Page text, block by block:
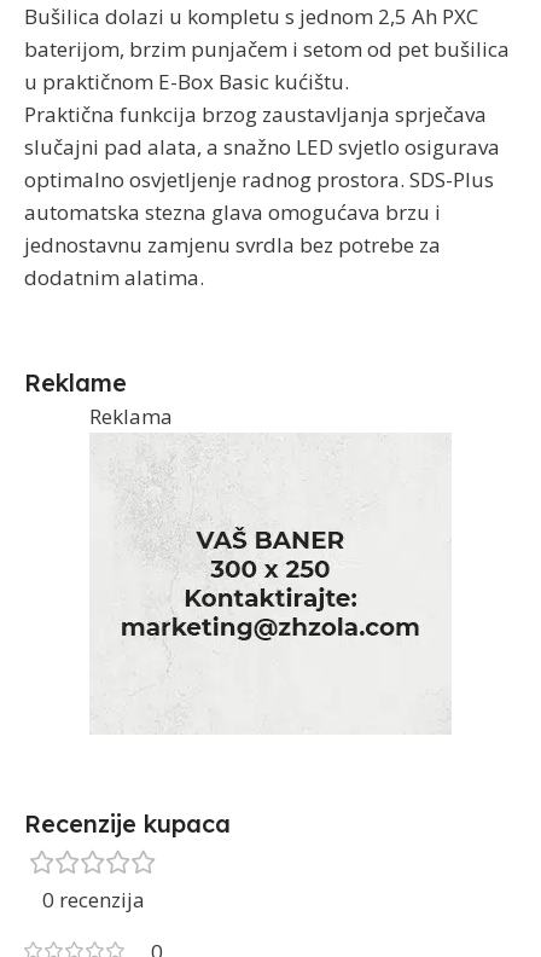
Bušilica dolazi u kompletu s jednom 2,5 Ah PXC
baterijom, brzim punjačem i setom od pet bušilica
u praktičnom E-Box Basic kućištu.
Praktična funkcija brzog zaustavljanja sprječava
slučajni pad alata, a snažno LED svjetlo osigurava
optimalno osvjetljenje radnog prostora. SDS-Plus
automatska stezna glava omogućava brzu i
jednostavnu zamjenu svrdla bez potrebe za
dodatnim alatima.
Reklame
Reklama
Recenzije kupaca
0 recenzija
0